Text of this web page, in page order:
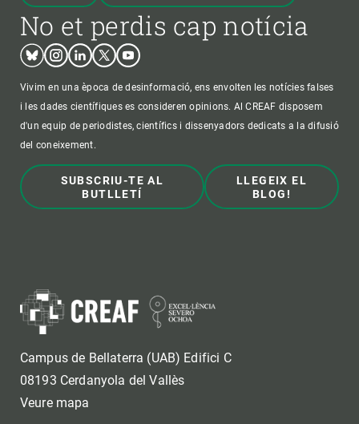
No et perdis cap notícia
BlueskyInstagram
LinkedinTwitterYoutube
Vivim en una època de desinformació, ens envolten les notícies falses
i les dades científiques es consideren opinions. Al CREAF disposem
d'un equip de periodistes, científics i dissenyadors dedicats a la difusió
del coneixement.
SUBSCRIU-TE AL
BUTLLETÍ
LLEGEIX EL
BLOG!
Campus de Bellaterra (UAB) Edifici C
08193 Cerdanyola del Vallès
Veure mapa